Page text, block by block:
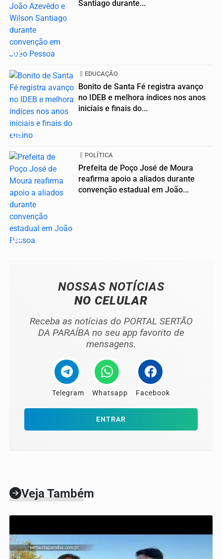
02
Santiago durante...
03
EDUCAÇÃO
Bonito de Santa Fé registra avanço
no IDEB e melhora índices nos anos
iniciais e finais do...
04
POLÍTICA
Prefeita de Poço José de Moura
reafirma apoio a aliados durante
convenção estadual em João...
NOSSAS NOTÍCIAS
NO CELULAR
Receba as notícias do PORTAL SERTÃO
DA PARAÍBA no seu app favorito de
mensagens.
Telegram Whatsapp Facebook
ENTRAR
Veja Também